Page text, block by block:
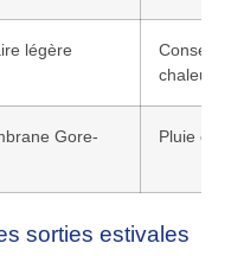
légère
chaleur
Gore-
Pluie et
sorties estivales